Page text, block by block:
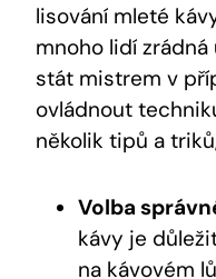
lisování mleté
mnoho lidí
stát mistrem v
ovládnout
několik tipů a
Volba
kávy je
na kávovém